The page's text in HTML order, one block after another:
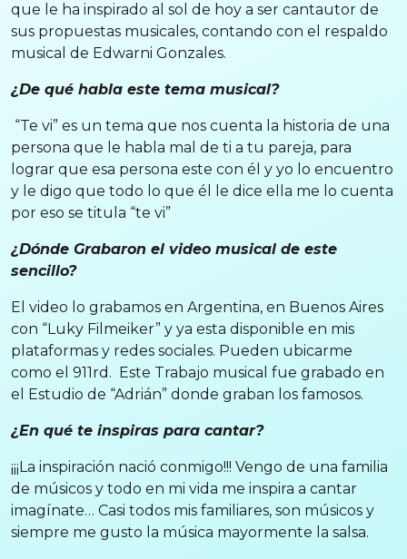
que le ha inspirado al sol de hoy a ser cantautor de
sus propuestas musicales, contando con el respaldo
musical de Edwarni Gonzales.
¿De qué habla este tema musical?
“Te vi” es un tema que nos cuenta la historia de una
persona que le habla mal de ti a tu pareja, para
lograr que esa persona este con él y yo lo encuentro
y le digo que todo lo que él le dice ella me lo cuenta
por eso se titula “te vi”
¿Dónde Grabaron el video musical de este
sencillo?
El video lo grabamos en Argentina, en Buenos Aires
con “Luky Filmeiker” y ya esta disponible en mis
plataformas y redes sociales. Pueden ubicarme
como el 911rd. Este Trabajo musical fue grabado en
el Estudio de “Adrián” donde graban los famosos.
¿En qué te inspiras para cantar?
¡¡¡La inspiración nació conmigo!!! Vengo de una familia
de músicos y todo en mi vida me inspira a cantar
imagínate… Casi todos mis familiares, son músicos y
siempre me gusto la música mayormente la salsa.